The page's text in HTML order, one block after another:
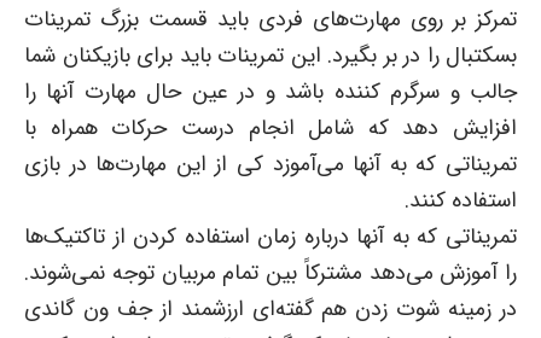
تمرکز بر روی مهارت‌های فردی باید قسمت بزرگ تمرینات
بسکتبال را در بر بگیرد. این تمرینات باید برای بازیکنان شما
جالب و سرگرم کننده باشد و در عین حال مهارت آنها را
افزایش دهد که شامل انجام درست حرکات همراه با
تمریناتی که به آنها می‌آموزد کی از این مهارت‌ها در بازی
استفاده کنند.
تمریناتی که به آنها درباره زمان استفاده کردن از تاکتیک‌ها
را آموزش می‌دهد مشترکاً بین تمام مربیان توجه نمی‌شوند.
در زمینه شوت زدن هم گفته‌ای ارزشمند از جف ون گاندی